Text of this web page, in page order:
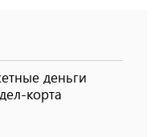
деньги
корта